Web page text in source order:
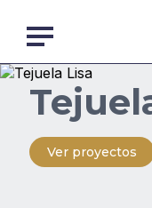
content
Nosotros
Productos
Volver
anteriorVer proyectos